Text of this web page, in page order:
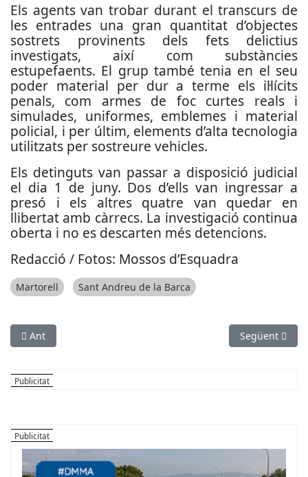
Els agents van trobar durant el transcurs de
les entrades una gran quantitat d’objectes
sostrets provinents dels fets delictius
investigats, així com substàncies
estupefaents. El grup també tenia en el seu
poder material per dur a terme els il·lícits
penals, com armes de foc curtes reals i
simulades, uniformes, emblemes i material
policial, i per últim, elements d’alta tecnologia
utilitzats per sostreure vehicles.
Els detinguts van passar a disposició judicial
el dia 1 de juny. Dos d’ells van ingressar a
presó i els altres quatre van quedar en
llibertat amb càrrecs. La investigació continua
oberta i no es descarten més detencions.
Redacció / Fotos: Mossos d’Esquadra
Martorell Sant Andreu de la Barca
Article anterior: Desmantellat un grup especialitzat en
Ant Article
Següent